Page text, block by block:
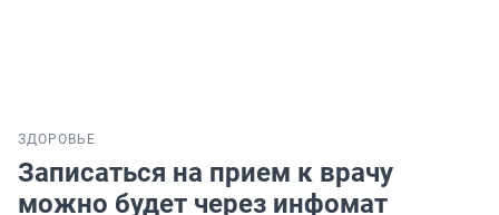
ЗДОРОВЬЕ
Записаться на прием к врачу
можно будет через инфомат